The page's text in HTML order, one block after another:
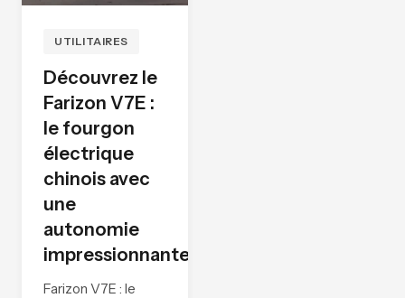
UTILITAIRES
Découvrez le
Farizon V7E :
le fourgon
électrique
chinois avec
une
autonomie
impressionnante
Farizon V7E : le